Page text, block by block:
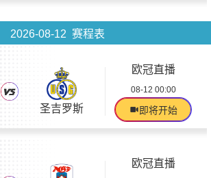
2026-08-12 赛程表
圣吉罗斯
欧冠直播
08-12 00:00
即将开始
欧冠直播